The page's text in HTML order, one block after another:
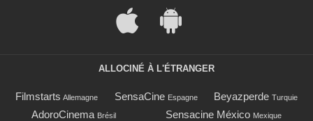
ALLOCINÉ À L'ÉTRANGER
Filmstarts Allemagne SensaCine Espagne Beyazperde Turquie
AdoroCinema Brésil Sensacine México Mexique